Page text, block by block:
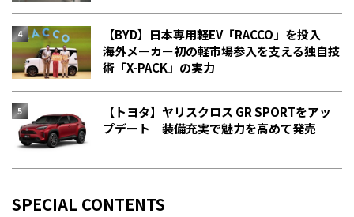
【BYD】日本専用軽EV「RACCO」を投入
海外メーカー初の軽市場参入を支える独自技
術「X-PACK」の実力
【トヨタ】ヤリスクロス GR SPORTをアッ
プデート 装備充実で魅力を高めて発売
SPECIAL CONTENTS